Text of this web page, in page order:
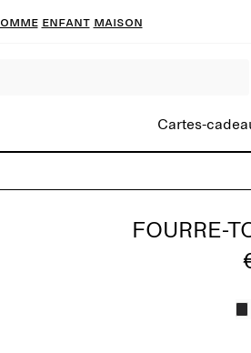
ENFANT MAISON
Cartes-
FOURRE-